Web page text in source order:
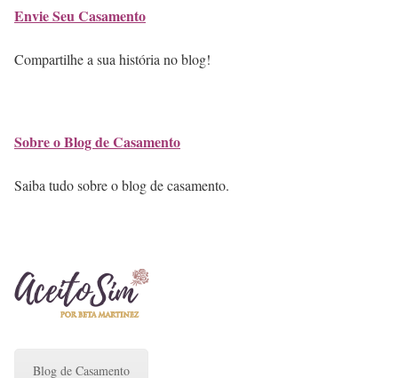
Envie Seu Casamento
Compartilhe a sua história no blog!
Sobre o Blog de Casamento
Saiba tudo sobre o blog de casamento.
Blog de Casamento